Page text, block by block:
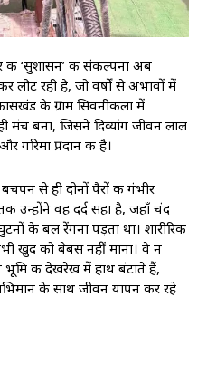
‘सुशासन’ की संकल्पना अब
लौट रही है, जो वर्षों से अभावों में
के ग्राम सिवनीकला में
मंच बना, जिसने दिव्यांग जीवन लाल
गरिमा प्रदान की है।
से ही दोनों पैरों की गंभीर
उन्होंने वह दर्द सहा है, जहाँ चंद
के बल रेंगना पड़ता था। शारीरिक
खुद को बेबस नहीं माना। वे न
की देखरेख में हाथ बंटाते हैं,
के साथ जीवन यापन कर रहे